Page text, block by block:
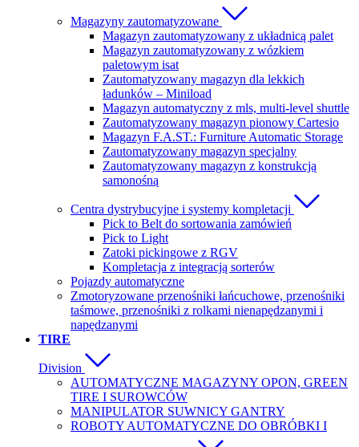
Magazyny zautomatyzowane
Magazyn zautomatyzowany z układnicą palet
Magazyn zautomatyzowany z wózkiem
paletowym isat
Zautomatyzowany magazyn dla lekkich
ładunków – Miniload
Magazyn automatyczny z mls, multi-level shuttle
Zautomatyzowany magazyn pionowy Cartesio
Magazyn F.A.ST.: Furniture Automatic Storage
Zautomatyzowany magazyn specjalny
Zautomatyzowany magazyn z konstrukcją
samonośną
Centra dystrybucyjne i systemy kompletacji
Pick to Belt do sortowania zamówień
Pick to Light
Zatoki pickingowe z RGV
Kompletacja z integracją sorterów
Pojazdy automatyczne
Zmotoryzowane przenośniki łańcuchowe, przenośniki
taśmowe, przenośniki z rolkami nienapędzanymi i
napędzanymi
TIRE
Division
AUTOMATYCZNE MAGAZYNY OPON, GREEN
TIRE I SUROWCÓW
MANIPULATOR SUWNICY GANTRY
ROBOTY AUTOMATYCZNE DO OBRÓBKI I